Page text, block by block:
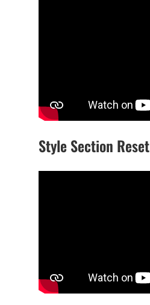
Style Section Reset